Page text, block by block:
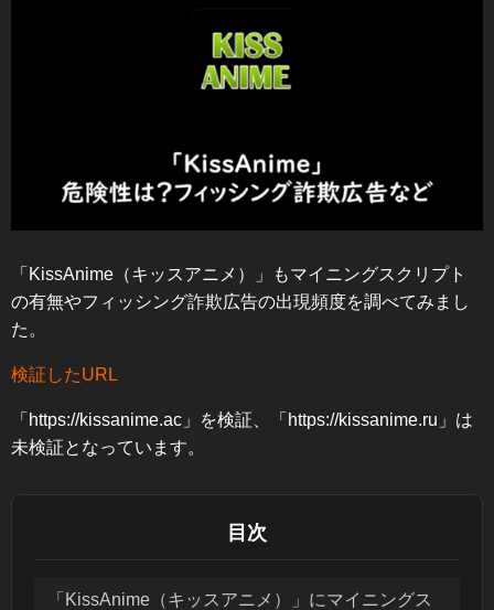
「KissAnime（キッスアニメ）」もマイニングスクリプト
の有無やフィッシング詐欺広告の出現頻度を調べてみまし
た。
検証したURL
「https://kissanime.ac」を検証、「https://kissanime.ru」は
未検証となっています。
目次
「KissAnime（キッスアニメ）」にマイニングス